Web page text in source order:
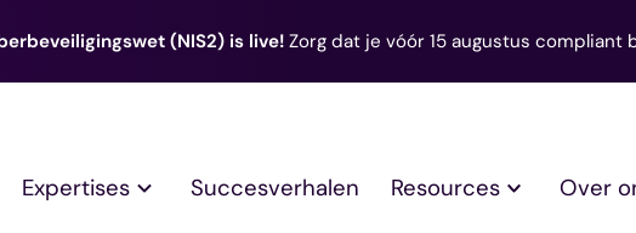
(NIS2) is live!Zorg dat je vóór 15 augustus compliant
Expertises Succesverhalen Resources Over